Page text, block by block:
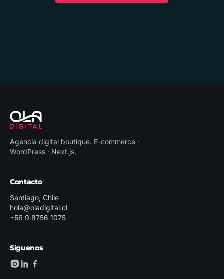
Agencia digital boutique. E-commerce ·
WordPress · Next.js.
Contacto
Santiago, Chile
hola@oladigital.cl
+56 9 8756 1075
Síguenos